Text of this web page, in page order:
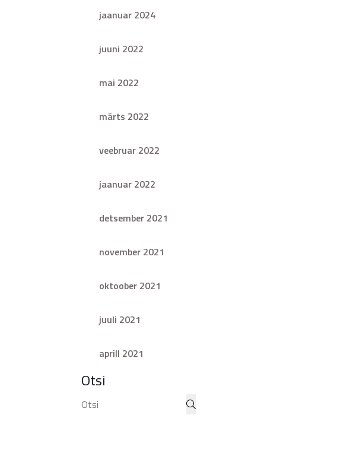
jaanuar 2024
juuni 2022
mai 2022
märts 2022
veebruar 2022
jaanuar 2022
detsember 2021
november 2021
oktoober 2021
juuli 2021
aprill 2021
Otsi